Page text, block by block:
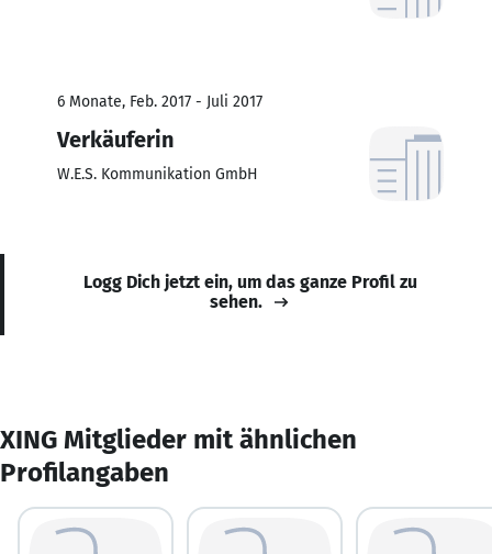
6 Monate, Feb. 2017 - Juli 2017
Verkäuferin
W.E.S. Kommunikation GmbH
Logg Dich jetzt ein, um das ganze Profil zu
sehen.
XING Mitglieder mit ähnlichen
Profilangaben